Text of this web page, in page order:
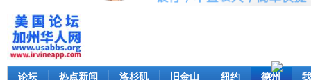
论坛 热点新闻 洛杉矶 旧金山 纽约 德州